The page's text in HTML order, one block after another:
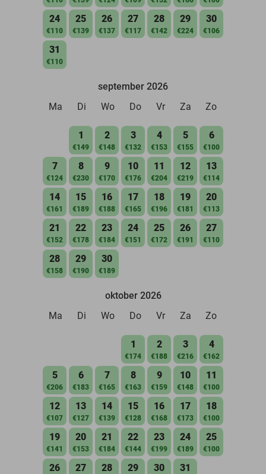
24
€110
25
€139
26
€137
27
€117
28
€142
29
€224
30
€106
31
€110
september 2026
Ma
Di Wo Do Vr Za Zo
1
€149
2
€148
3
€132
4
€153
5
€155
6
€100
7
€124
8
€230
9
€170
10
€176
11
€204
12
€219
13
€114
14
€161
15
€189
16
€188
17
€165
18
€196
19
€181
20
€113
21
€152
22
€178
23
€184
24
€151
25
€172
26
€191
27
€110
28
€158
29
€190
30
€189
oktober 2026
Ma
Di Wo Do Vr Za Zo
1
€174
2
€188
3
€216
4
€162
5
€206
6
€183
7
€165
8
€163
9
€159
10
€148
11
€100
12
€107
13
€127
14
€139
15
€128
16
€168
17
€173
18
€100
19
€141
20
€153
21
€184
22
€144
23
€199
24
€189
25
€100
26 27 28 29 30 31